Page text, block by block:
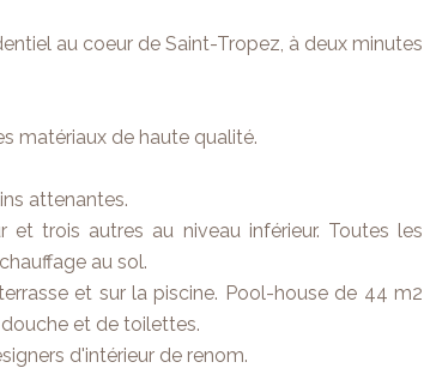
au coeur de Saint-Tropez, à deux minutes
matériaux de haute qualité.
attenantes.
et trois autres au niveau inférieur. Toutes les
au sol.
et sur la piscine. Pool-house de 44 m2
et de toilettes.
d'intérieur de renom.